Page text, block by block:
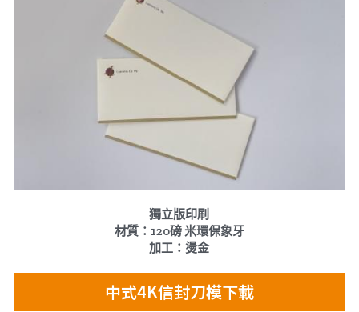
獨立版印刷
材質：120磅 米環保象牙
加工：燙金
中式4K信封刀模下載